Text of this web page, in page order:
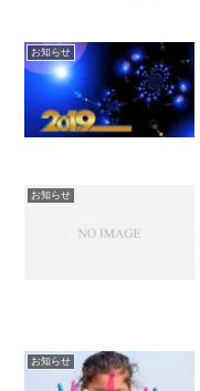
お知らせ
お知らせ
お知らせ